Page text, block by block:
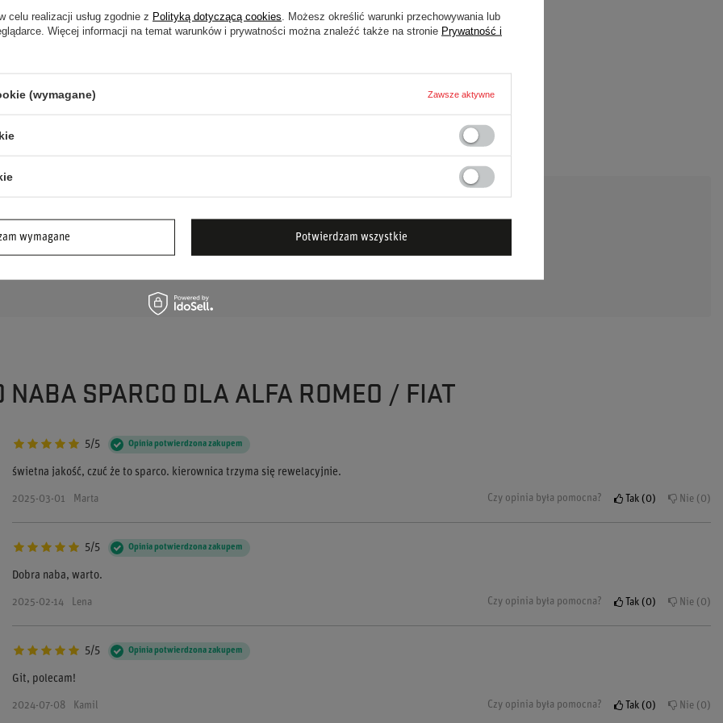
pragnących poprawić estetykę i
swojego ALFA ROMEO lub FIAT!
POMOCY? MASZ PYTANIA?
odpowiemy niezwłocznie, najciekawsze pytania i
ZADAJ PYTANIE
NABA SPARCO DLA ALFA ROMEO / FIAT
5/5 Opinia potwierdzona zakupem
świetna jakość, czuć że to sparco. kierownica trzyma się rewelacyjnie.
2025-03-01 Marta Czy opinia była pomocna? Tak 0 Nie 0
5/5 Opinia potwierdzona zakupem
Dobra naba, warto.
2025-02-14 Lena Czy opinia była pomocna? Tak 0 Nie 0
5/5 Opinia potwierdzona zakupem
Git, polecam!
2024-07-08 Kamil Czy opinia była pomocna? Tak 0 Nie 0
celu realizacji usług zgodnie z Polityką dotyczącą cookies . Możesz określić warunki przechowywania lub
Więcej informacji na temat warunków i prywatności można znaleźć także na stronie Prywatność i
(wymagane) Zawsze aktywne
wymagane Potwierdzam wszystkie